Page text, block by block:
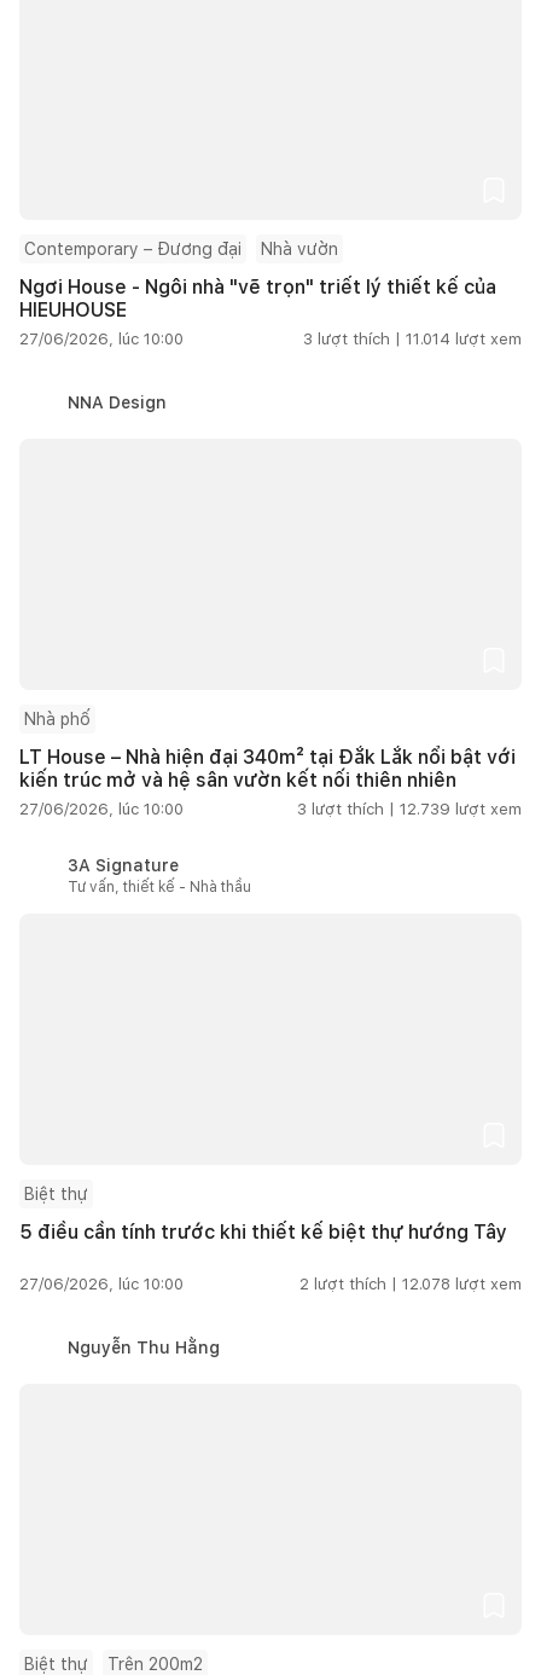
Contemporary – Đương đại Nhà vườn
Ngơi House - Ngôi nhà "vẽ trọn" triết lý thiết kế của
HIEUHOUSE
27/06/2026, lúc 10:00 3 lượt thích | 11.014 lượt xem
NNA Design
Nhà phố
LT House – Nhà hiện đại 340m² tại Đắk Lắk nổi bật với
kiến trúc mở và hệ sân vườn kết nối thiên nhiên
27/06/2026, lúc 10:00 3 lượt thích | 12.739 lượt xem
3A Signature
Tư vấn, thiết kế - Nhà thầu
Biệt thự
5 điều cần tính trước khi thiết kế biệt thự hướng Tây
27/06/2026, lúc 10:00 2 lượt thích | 12.078 lượt xem
Nguyễn Thu Hằng
Biệt thự Trên 200m2